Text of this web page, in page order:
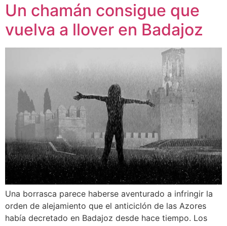
Un chamán consigue que
vuelva a llover en Badajoz
Una borrasca parece haberse aventurado a infringir la
orden de alejamiento que el anticiclón de las Azores
había decretado en Badajoz desde hace tiempo. Los